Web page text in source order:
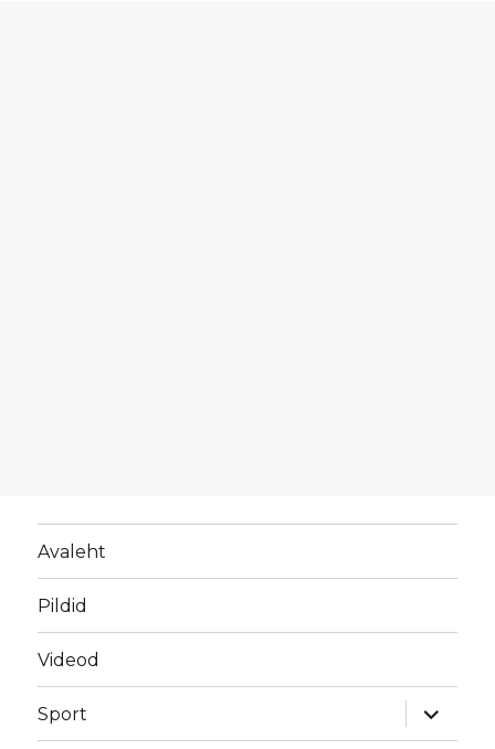
Avaleht
Pildid
Videod
Sport
laienda